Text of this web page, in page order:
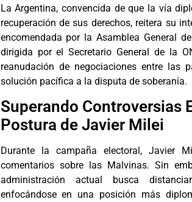
La Argentina, convencida de que la vía
recuperación de sus derechos, reitera su
encomendada por la Asamblea General
dirigida por el Secretario General de la
reanudación de negociaciones entre las
solución pacífica a la disputa de soberanía.
Superando Controversias
Postura de Javier Milei
Durante la campaña electoral, Javier
comentarios sobre las Malvinas. Sin
administración actual busca
enfocándose en una posición más